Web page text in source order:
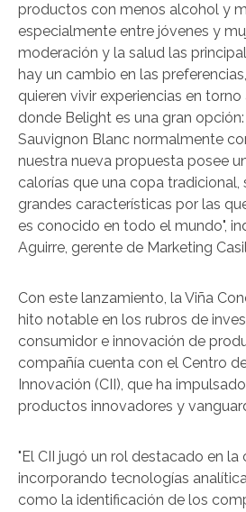
productos con menos alcohol y
especialmente entre jóvenes y
moderación y la salud las
hay un cambio en las
quieren vivir experiencias en
donde Belight es una gran
Sauvignon Blanc normalmente
nuestra nueva propuesta posee
calorías que una copa tradicional,
grandes características por las
es conocido en todo el mundo",
Aguirre, gerente de Marketing
Con este lanzamiento, la Viña
hito notable en los rubros de
consumidor e innovación de
compañía cuenta con el Centro
Innovación (CII), que ha
productos innovadores y
"El CII jugó un rol destacado en la
incorporando tecnologías
como la identificación de los